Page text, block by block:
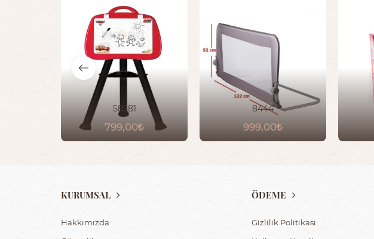
58581
799,00
8444
999,00
KURUMSAL
Hakkımızda
ÖDEME
Gizlilik Politikası